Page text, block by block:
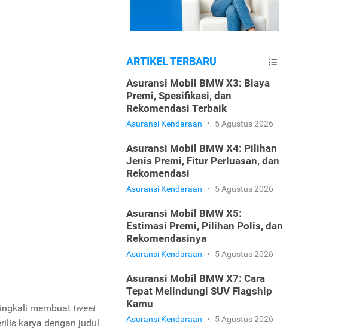
membuat tweet
karya dengan judul
ARTIKEL TERBARU
Asuransi Mobil BMW X3: Biaya
Premi, Spesifikasi, dan
Rekomendasi Terbaik
Asuransi Kendaraan • 5 Agustus 2026
Asuransi Mobil BMW X4: Pilihan
Jenis Premi, Fitur Perluasan, dan
Rekomendasi
Asuransi Kendaraan • 5 Agustus 2026
Asuransi Mobil BMW X5:
Estimasi Premi, Pilihan Polis, dan
Rekomendasinya
Asuransi Kendaraan • 5 Agustus 2026
Asuransi Mobil BMW X7: Cara
Tepat Melindungi SUV Flagship
Kamu
Asuransi Kendaraan • 5 Agustus 2026